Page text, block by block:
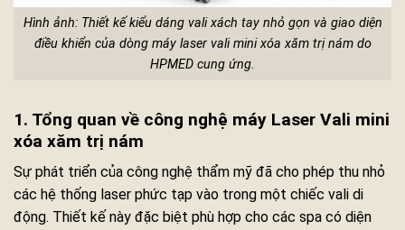
Hình ảnh: Thiết kế kiểu dáng vali xách tay nhỏ gọn và giao diện
điều khiển của dòng máy laser vali mini xóa xăm trị nám do
HPMED cung ứng.
1. Tổng quan về công nghệ máy Laser Vali mini
xóa xăm trị nám
Sự phát triển của công nghệ thẩm mỹ đã cho phép thu nhỏ
các hệ thống laser phức tạp vào trong một chiếc vali di
động. Thiết kế này đặc biệt phù hợp cho các spa có diện